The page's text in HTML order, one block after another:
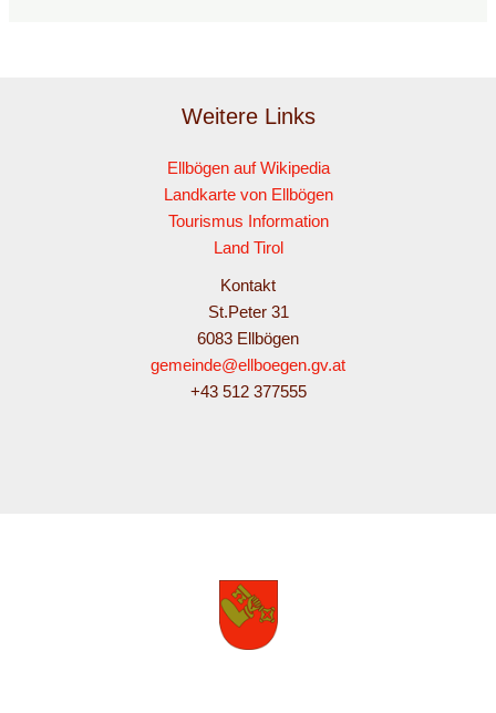
Weitere Links
Ellbögen auf Wikipedia
Landkarte von Ellbögen
Tourismus Information
Land Tirol
Kontakt
St.Peter 31
6083 Ellbögen
gemeinde@ellboegen.gv.at
+43 512 377555